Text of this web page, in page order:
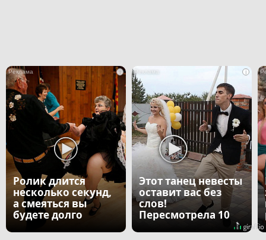
i
Ролик длится
несколько секунд,
а смеяться вы
будете долго
i
Этот танец невесты
оставит вас без
слов!
Пересмотрела 10